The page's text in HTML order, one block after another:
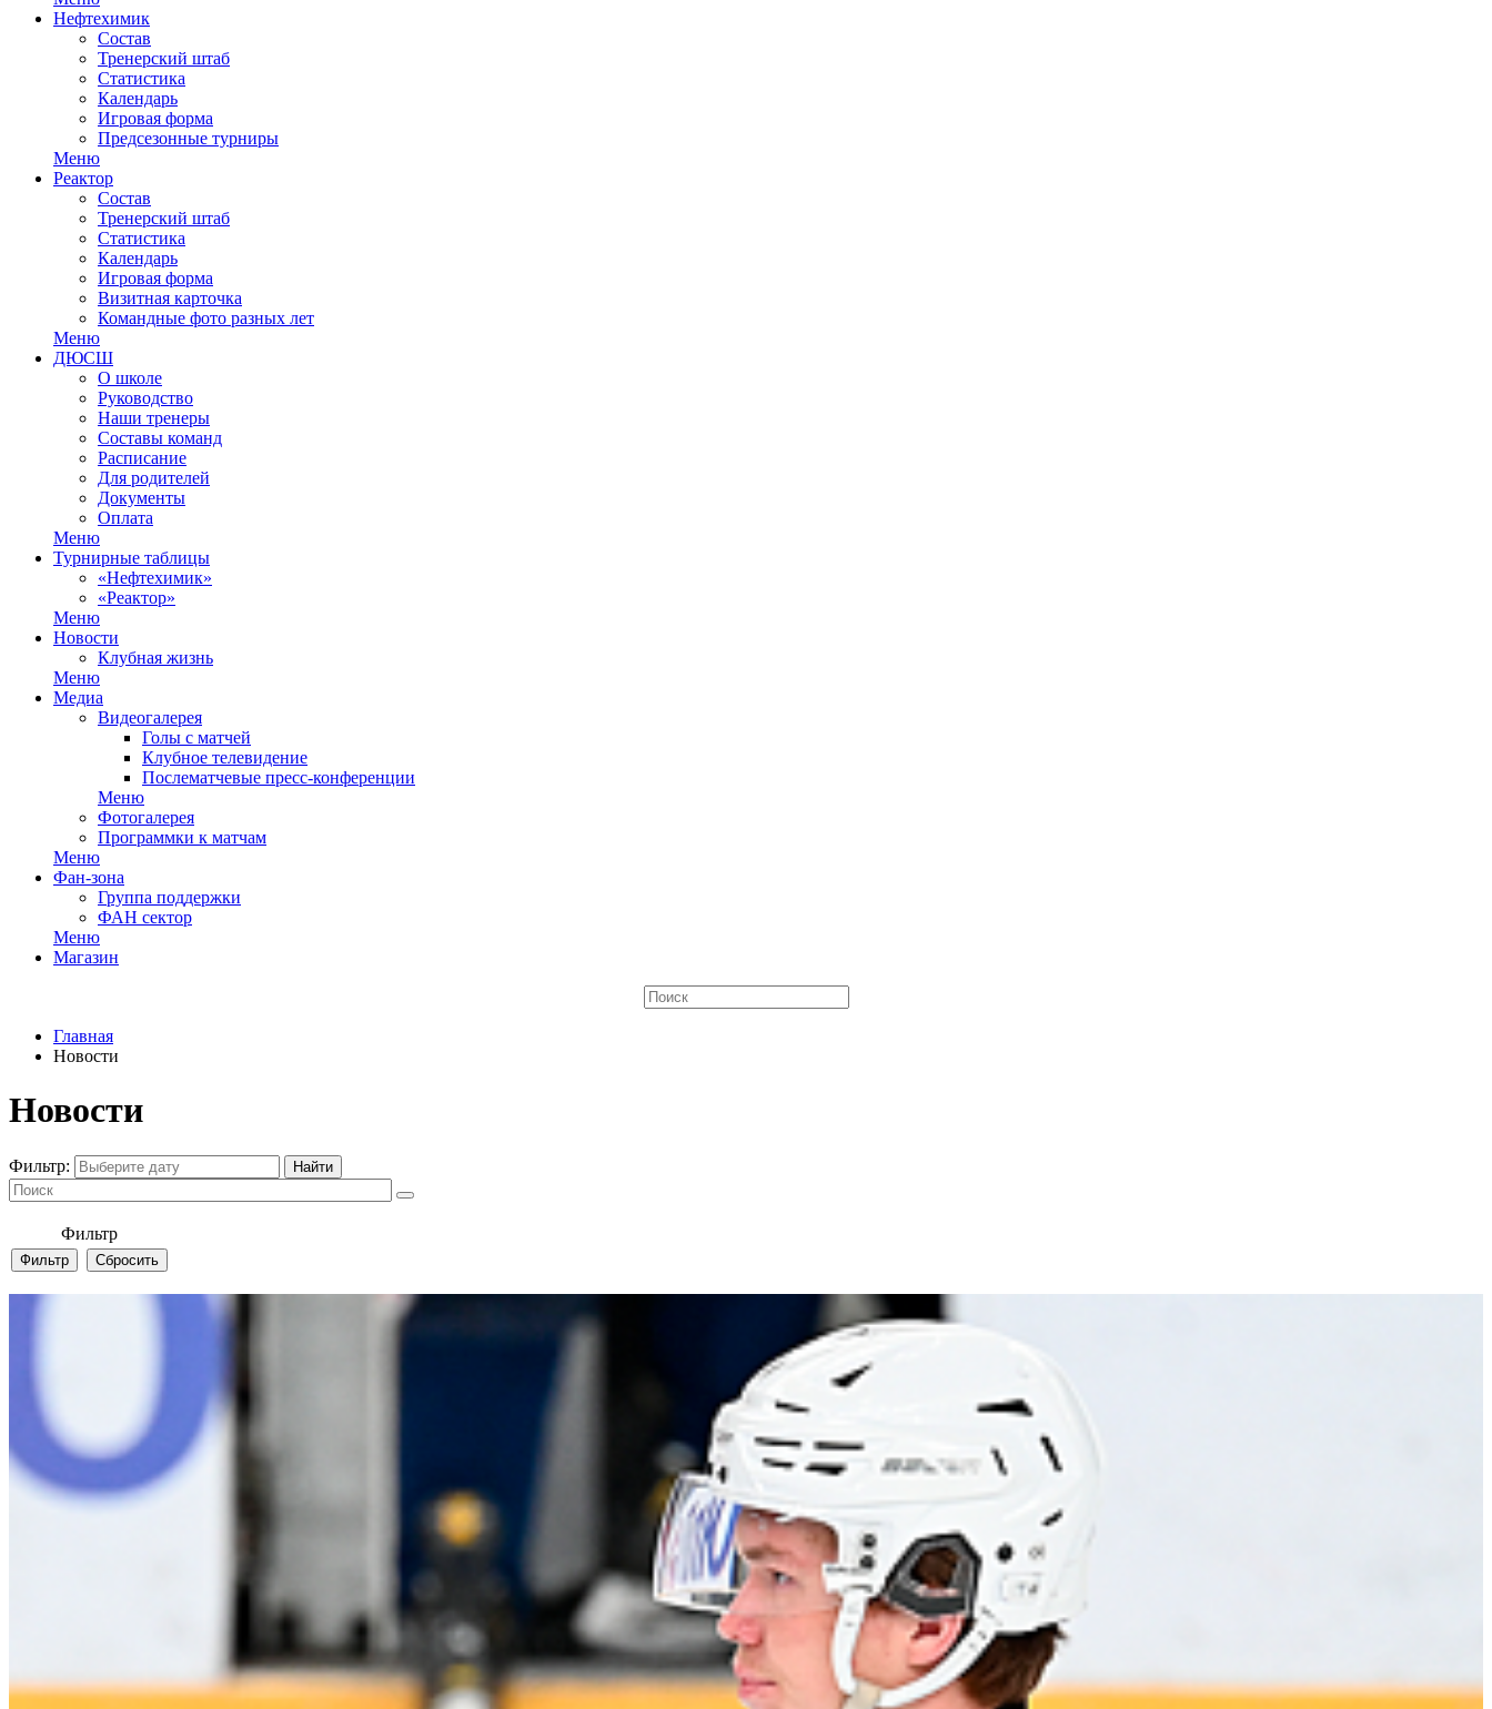
Нефтехимик
Состав
Тренерский штаб
Статистика
Календарь
Игровая форма
Предсезонные турниры
Меню
Реактор
Состав
Тренерский штаб
Статистика
Календарь
Игровая форма
Визитная карточка
Командные фото разных лет
Меню
ДЮСШ
О школе
Руководство
Наши тренеры
Составы команд
Расписание
Для родителей
Документы
Оплата
Меню
Турнирные таблицы
«Нефтехимик»
«Реактор»
Меню
Новости
Клубная жизнь
Меню
Медиа
Видеогалерея
Голы с матчей
Клубное телевидение
Послематчевые пресс-конференции
Меню
Фотогалерея
Программки к матчам
Меню
Фан-зона
Группа поддержки
ФАН сектор
Меню
Магазин
Главная
Новости
Новости
Фильтр:
Фильтр